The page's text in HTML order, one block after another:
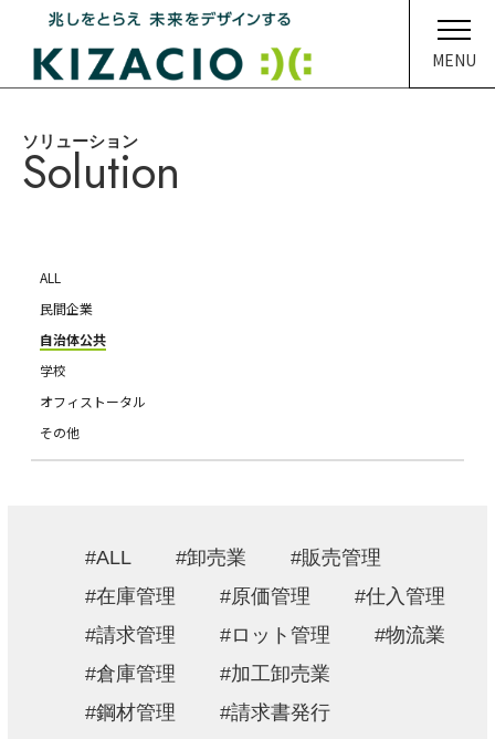
MENU
お問い合わせ
プライバシーポリシー
情報セキュリティ方針
ソリューション
Solution
ALL
民間企業
自治体公共
学校
オフィストータル
その他
ALL 卸売業
販売管理
在庫管理
原価管理
仕入管理
請求管理
ロット管理
物流業
倉庫管理
加工卸売業
鋼材管理
請求書発行